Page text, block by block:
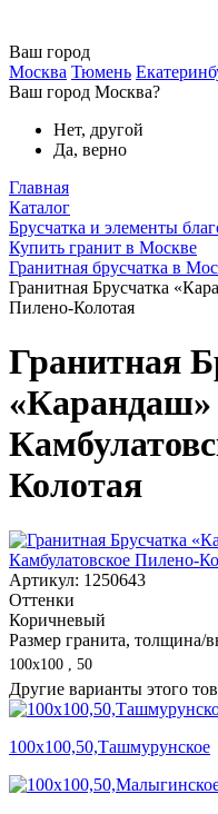
Ваш город
Москва Тюмень
Ваш город Москва?
Нет, другой
Да, верно
Главная
Каталог
Брусчатка и элементы
Купить гранит в Москве
Гранитная брусчатка в
Гранитная Брусчатка
Пилено-Колотая
Гранитная
«Карандаш»
Колотая
Артикул: 1250643
Оттенки
Коричневый
Размер гранита, толщина/
100х100 , 50
Другие варианты этого
100х100,50,Ташмурунское